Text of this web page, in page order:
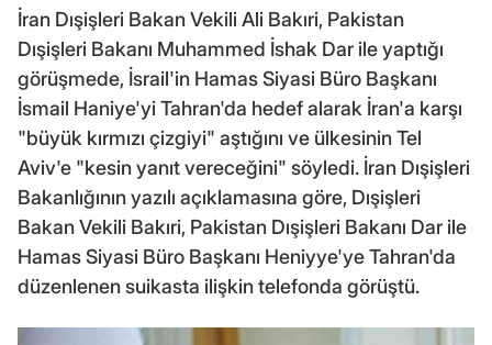
İran Dışişleri Bakan Vekili Ali Bakıri, Pakistan
Dışişleri Bakanı Muhammed İshak Dar ile yaptığı
görüşmede, İsrail'in Hamas Siyasi Büro Başkanı
İsmail Haniye'yi Tahran'da hedef alarak İran'a karşı
"büyük kırmızı çizgiyi" aştığını ve ülkesinin Tel
Aviv'e "kesin yanıt vereceğini" söyledi. İran Dışişleri
Bakanlığının yazılı açıklamasına göre, Dışişleri
Bakan Vekili Bakıri, Pakistan Dışişleri Bakanı Dar ile
Hamas Siyasi Büro Başkanı Heniyye'ye Tahran'da
düzenlenen suikasta ilişkin telefonda görüştü.